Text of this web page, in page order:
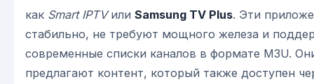
как Smart IPTVили Samsung TV Plus. Эти
стабильно, не требуют мощного железа и
современные списки каналов в формате M3U.
предлагают контент, который также доступен